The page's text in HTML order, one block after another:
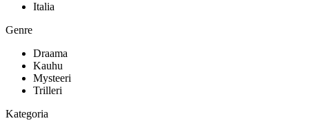
Italia
Genre
Draama
Kauhu
Mysteeri
Trilleri
Kategoria